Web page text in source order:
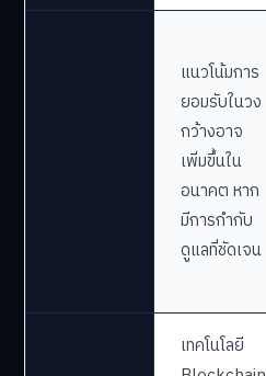
แนวโน้มการ
ยอมรับในวง
กว้างอาจ
เพิ่มขึ้นใน
อนาคต หาก
มีการกำกับ
ดูแลที่ชัดเจน
เทคโนโลยี